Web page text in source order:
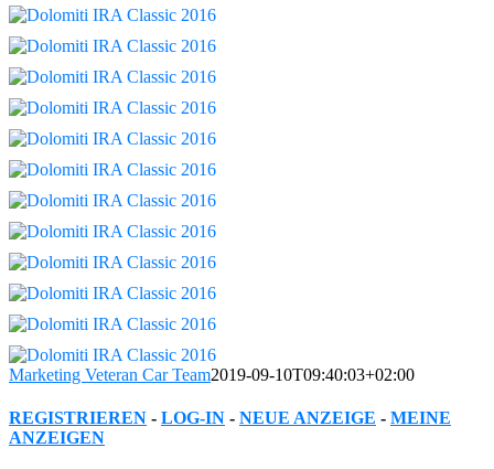
Marketing Veteran Car Team2019-09-10T09:40:03+02:00
REGISTRIEREN - LOG-IN - NEUE ANZEIGE - MEINE
ANZEIGEN